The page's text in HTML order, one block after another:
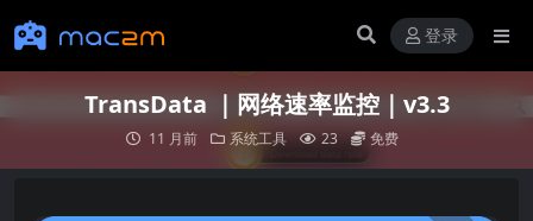
登录
TransData ｜网络速率监控｜v3.3
11 月前 系统工具 23 免费